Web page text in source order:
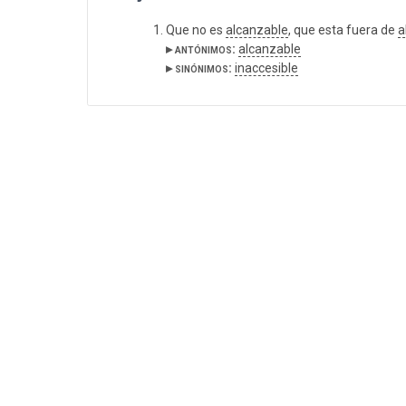
Que no es alcanzable, que esta fuera de
▸ antónimos: alcanzable
▸ sinónimos: inaccesible